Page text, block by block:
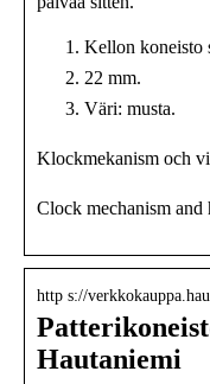
Kellon koneisto
22 mm.
Väri: musta.
Klockmekanism och
Clock mechanism
http s://
Hautaniemi